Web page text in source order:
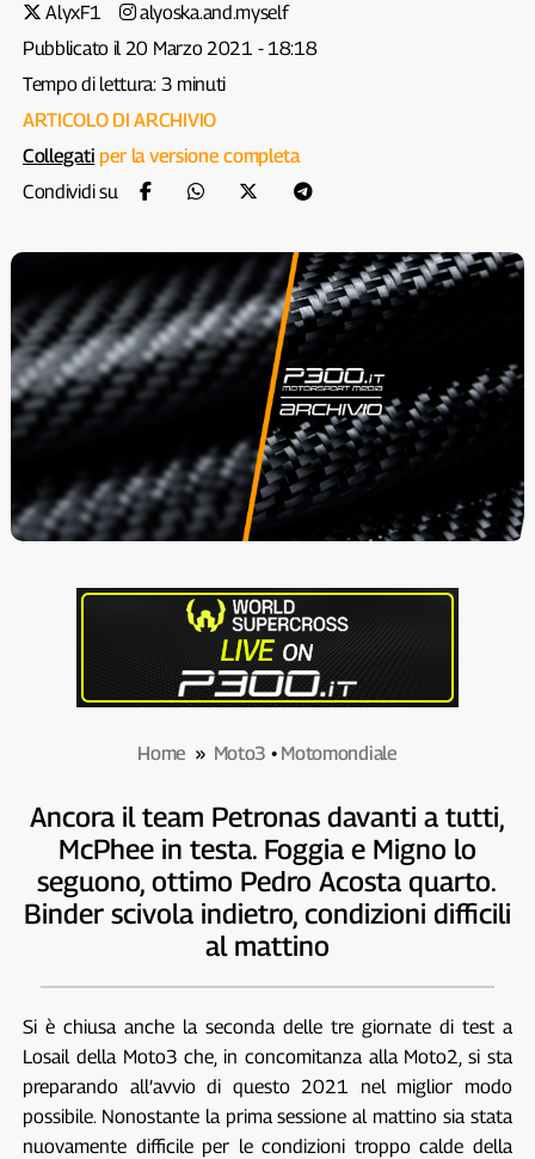
AlyxF1
alyoska.and.myself
Pubblicato il 20 Marzo 2021 - 18:18
Tempo di lettura: 3 minuti
ARTICOLO DI ARCHIVIO
Collegati per la versione completa
Condividi su
Home » Moto3 • Motomondiale
Ancora il team Petronas davanti a tutti,
McPhee in testa. Foggia e Migno lo
seguono, ottimo Pedro Acosta quarto.
Binder scivola indietro, condizioni difficili
al mattino
Si è chiusa anche la seconda delle tre giornate di test a
Losail della Moto3 che, in concomitanza alla Moto2, si sta
preparando all’avvio di questo 2021 nel miglior modo
possibile. Nonostante la prima sessione al mattino sia stata
nuovamente difficile per le condizioni troppo calde della